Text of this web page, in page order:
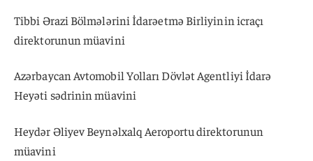
Tibbi Ərazi Bölmələrini İdarəetmə Birliyinin icraçı
direktorunun müavini
Azərbaycan Avtomobil Yolları Dövlət Agentliyi İdarə
Heyəti sədrinin müavini
Heydər Əliyev Beynəlxalq Aeroportu direktorunun
müavini